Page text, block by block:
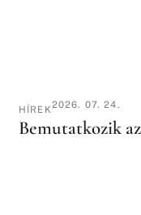
HÍREK2026. 07. 24.
Bemutatkozik